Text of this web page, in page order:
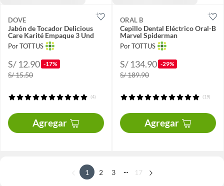
DOVE
Jabón de Tocador Delicious
Care Karité Empaque 3 Und
Por TOTTUS
S/ 12.90 -17%
S/ 15.50
(4)
Agregar
ORAL B
Cepillo Dental Eléctrico Oral-B
Marvel Spiderman
Por TOTTUS
S/ 134.90 -29%
S/ 189.90
(19)
Agregar
1 2 3 17